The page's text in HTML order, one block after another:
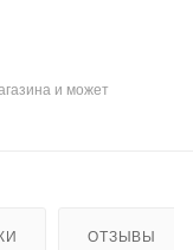
и может
ОТЗЫВЫ